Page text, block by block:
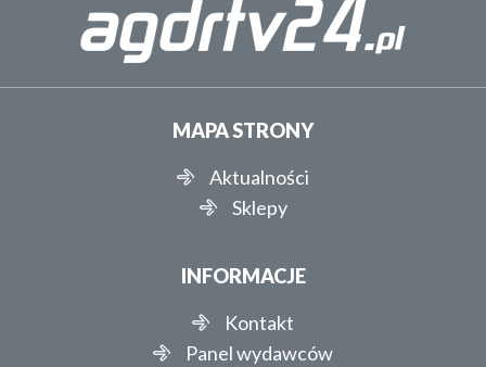
MAPA STRONY
Aktualności
Sklepy
INFORMACJE
Kontakt
Panel wydawców